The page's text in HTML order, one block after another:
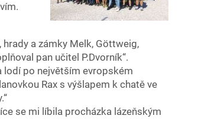
a zámky Melk, Göttweig,
pan učitel P.Dvorník“.
lodí po největším evropském
Rax s výšlapem k chatě ve
se mi líbila procházka lázeňským